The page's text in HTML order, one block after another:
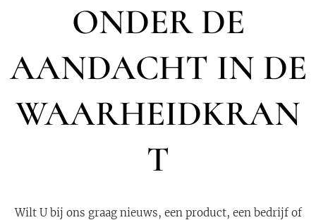
ONDER DE
AANDACHT IN DE
WAARHEIDKRAN
T
Wilt U bij ons graag nieuws, een product, een bedrijf of